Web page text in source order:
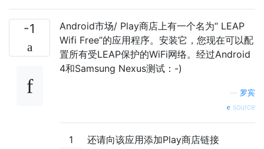
-1
Android市场/ Play商店上有一个名为“ LEAP
Wifi Free”的应用程序。安装它，您现在可以配
置所有受LEAP保护的WiFi网络。经过Android
4和Samsung Nexus测试：-)
罗宾
source
1 还请向该应用添加Play商店链接